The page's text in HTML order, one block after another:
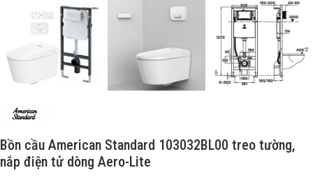
Bồn cầu American Standard 103032BL00 treo tường,
nắp điện tử dòng Aero-Lite